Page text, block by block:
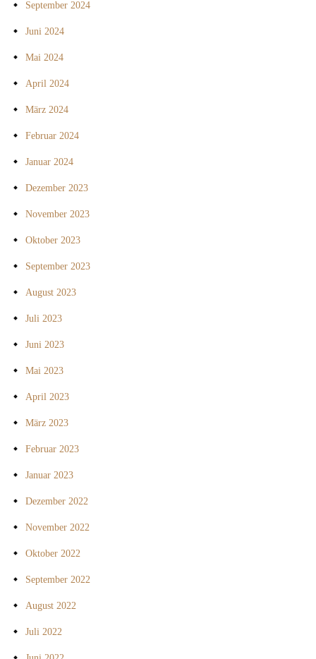
September 2024
Juni 2024
Mai 2024
April 2024
März 2024
Februar 2024
Januar 2024
Dezember 2023
November 2023
Oktober 2023
September 2023
August 2023
Juli 2023
Juni 2023
Mai 2023
April 2023
März 2023
Februar 2023
Januar 2023
Dezember 2022
November 2022
Oktober 2022
September 2022
August 2022
Juli 2022